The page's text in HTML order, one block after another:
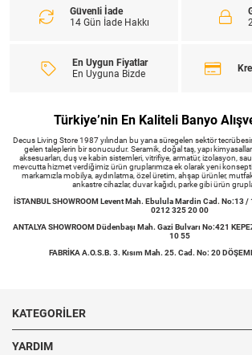
Güvenli İade
14 Gün İade Hakkı
En Uygun Fiyatlar
En Uyguna Bizde
Türkiye’nin En Kaliteli Banyo
Decus Living Store 1987 yılından bu yana süregelen sektör
gelen taleplerin bir sonucudur. Seramik, doğal taş, yapı
aksesuarları, duş ve kabin sistemleri, vitrifiye, armatür, izolasyon,
mevcutta hizmet verdiğimiz ürün gruplarımıza ek olarak yeni
markamızla mobilya, aydınlatma, özel üretim, ahşap ürünler,
ankastre cihazlar, duvar kağıdı, parke gibi ürün
İSTANBUL SHOWROOM Levent Mah. Ebulula Mardin Cad. No:13 /
0212 325 20 00
ANTALYA SHOWROOM Düdenbaşı Mah. Gazi Bulvarı No:421
10 55
FABRİKA A.O.S.B. 3. Kısım Mah. 25. Cad. No: 20
KATEGORILER
YARDIM